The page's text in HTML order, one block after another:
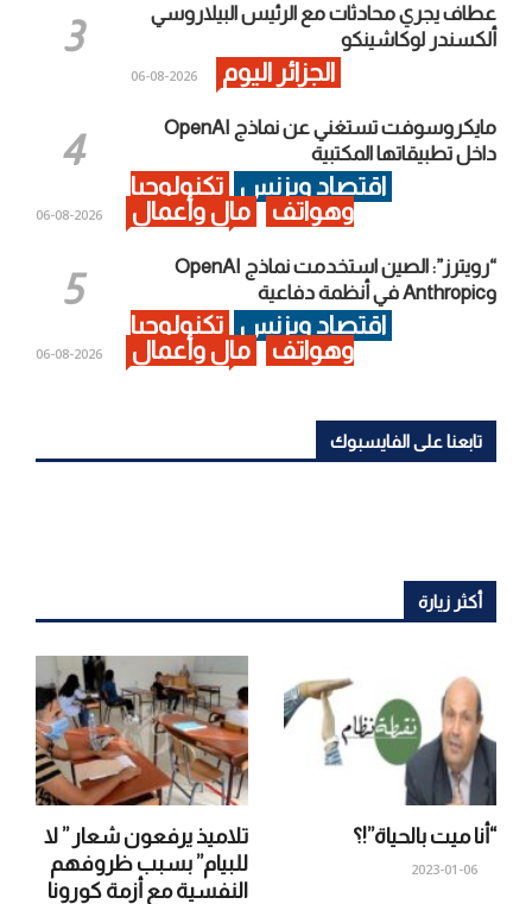
عطاف يجري محادثات مع الرئيس البيلاروسي
ألكسندر لوكاشينكو
الجزائر اليوم 2026-08-06
مايكروسوفت تستغني عن نماذج OpenAI
داخل تطبيقاتها المكتبية
اقتصاد وبزنس
تكنولوجيا
وهواتف
مال وأعمال 2026-08-06
“رويترز”: الصين استخدمت نماذج OpenAI
وAnthropic في أنظمة دفاعية
اقتصاد وبزنس
تكنولوجيا
وهواتف
مال وأعمال 2026-08-06
تابعنا على الفايسبوك
أكثر زيارة
تلاميذ يرفعون شعار ” لا
للبيام” بسبب ظروفهم
النفسية مع أزمة كورونا
“أنا ميت بالحياة”!؟
2023-01-06